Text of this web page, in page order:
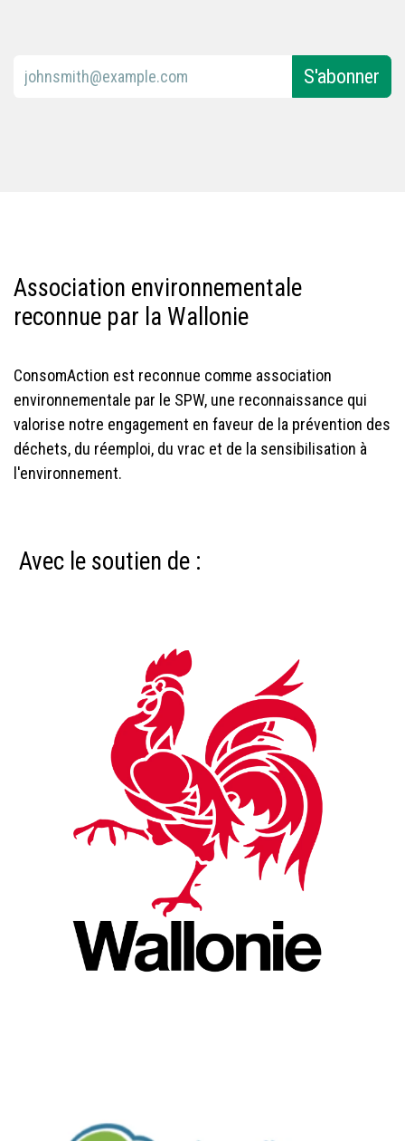
S'abonner
Association environnementale
reconnue par la Wallonie
ConsomAction est reconnue comme association
environnementale par le SPW, une reconnaissance qui
valorise notre engagement en faveur de la prévention des
déchets, du réemploi, du vrac et de la sensibilisation à
l'environnement.
Avec le soutien de :